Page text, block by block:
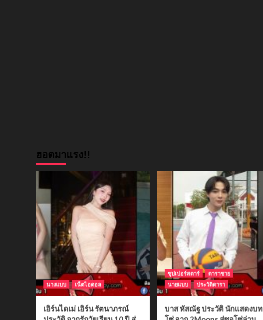
ฮอตมาแรง!!
นางแบบ เน็ตไอดอล
เอิร์นไดเม่ เอิร์น รัตนาภรณ์
ซุปเปอร์สตาร์
ดาราชาย
นายแบบ
ประวัติดารา
บาส หัสณัฐ ประวัติ นักแสดงบท